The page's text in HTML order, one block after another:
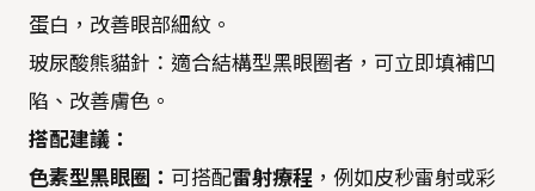
蛋白，改善眼部細紋。
玻尿酸熊貓針：適合結構型黑眼圈者，可立即填補凹
陷、改善膚色。
搭配建議：
色素型黑眼圈： 可搭配雷射療程 ，例如皮秒雷射或彩